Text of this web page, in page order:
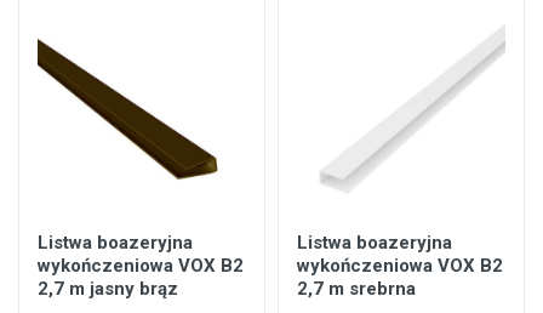
Listwa boazeryjna
wykończeniowa VOX B2
2,7 m jasny brąz
Listwa boazeryjna
wykończeniowa VOX B2
2,7 m srebrna